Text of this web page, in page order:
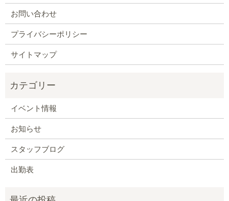
お問い合わせ
プライバシーポリシー
サイトマップ
イベント情報
お知らせ
スタッフブログ
出勤表